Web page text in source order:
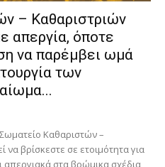
– Καθαριστριών
απεργία, όποτε
να παρέμβει ωμά
των
Καθαριστών –
να βρίσκεστε σε ετοιμότητα για